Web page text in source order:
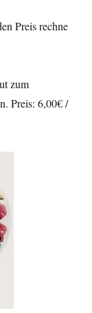
Preis rechne
zum
Preis: 6,00€ /